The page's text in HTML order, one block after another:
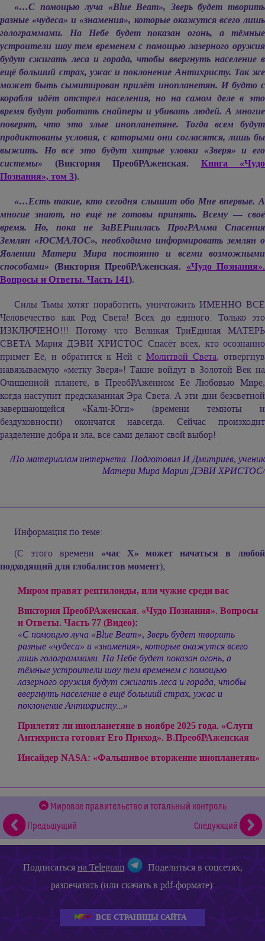
«…С помощью луча «Blue Beam», Зверь будет творить
разные «чудеса» и «знамения», которые окажутся всего лишь
голограммами. На Небе будет показан огонь, а тёмные
устроители шоу тем временем с помощью лазерного оружия
будут сжигать леса и горада, чтобы ввергнуть население в
ещё больший страх, ужас и поклонение Антихристу. Так же
может быть сымитирован прилёт инопланетян. И будто с
корабля идёт отстрел населения, но на самом деле в это
время будут работать снайперы и убивать людей. А многие
поверят, что это злые инопланетяне. Тогда всем будут
продиктованы условия, с которыми они согласятся, лишь бы
выжить. Но всё это будут хитрые уловки «Зверя» и его
системы» (Виктория ПреобРАженская. Книга «Чудо
Познания», том 3).
«…Есть такие, кто сегодня слышит обо Мне впервые. А
многие знают, но ещё не готовы принять. Всему — своё
время. Но, пока не ЗаВЕРшилась ПрогРАмма Спасения
Землян «ЮСМАЛОС», необходимо информировать землян о
Явлении Матери Мира постоянно и всеми возможными
способами» (Виктория ПреобРАженская. «Чудо Познания».
Вопросы и Ответы. Часть 141).
Силы Тьмы хотят поработить, уничтожить ИМЕННО ВСЁ
Человечество как Род Света! Всех до единого. Только это
ИЗКЛЮЧЕНО!!! Потому что Великая ТриЕдиная МАТЕРЬ
СВЕТАМария ДЭВИ ХРИСТОС Спасёт всех, кто осознанно
примет Её, и обратится к Ней с Молитвой Света, отвергнув
навязываемую «метку Зверя»! Такие войдут в Золотой Век на
Очищенной планете, в ПреобРАжённом Её Любовью Мире,
когда наступит предсказанная Эра Света. А эти дни безсветной
завершающейся «Кали-Юги» (времени темноты и
бездуховности) окончатся навсегда. Сейчас произходит
разделение добра и зла, все сами делают свой выбор!
/По материалам интернета. Подготовил И.Дмитриев, ученик
Матери МираМарии ДЭВИ ХРИСТОС/
Информация по теме:
(С этого времени «час X» может начаться в любой
подходящий для глобалистов момент);
Миром правят рептилоиды, или чужие среди вас
Виктория ПреобРАженская. «Чудо Познания». Вопросы
и Ответы. Часть 77 (Видео):
«С помощью луча «Blue Beam», Зверь будет творить
разные «чудеса» и «знамения», которые окажутся всего
лишь голограммами. На Небе будет показан огонь, а
тёмные устроители шоу тем временем с помощью
лазерного оружия будут сжигать леса и горада, чтобы
ввергнуть население в ещё больший страх, ужас и
поклонение Антихристу...»
Прилетят ли инопланетяне в ноябре 2025 года. «Слуги
Антихриста готовят Его Приход». В.ПреобРАженская
Инсайдер NASA: «Фальшивое вторжение инопланетян»
Мировое правительство и тотальный контроль
Предыдущий
Следующий
Подписатьсяна Telegram
Поделиться в соцсетях,
разпечатать (или скачать в pdf-формате):
ВСЕ СТРАНИЦЫ САЙТА